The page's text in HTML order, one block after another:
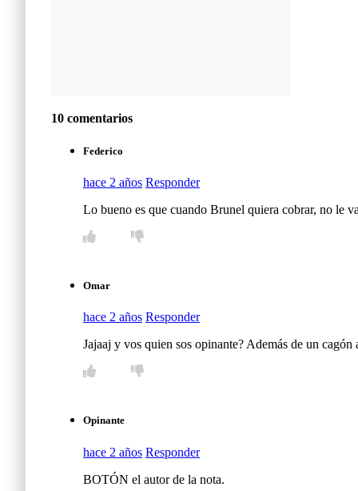
10 comentarios
Federico
hace 2 años Responder
Lo bueno es que cuando Brunel quiera cobrar, no le
Omar
hace 2 años Responder
Jajaaj y vos quien sos opinante? Además de un
Opinante
hace 2 años Responder
BOTÓN el autor de la nota.